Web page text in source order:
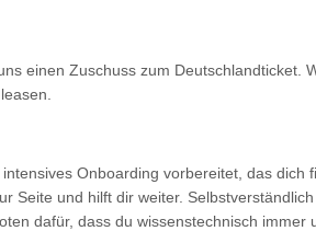
einen Zuschuss zum Deutschlandticket.
Onboarding vorbereitet, das dich
und hilft dir weiter.
dafür, dass du wissenstechnisch immer